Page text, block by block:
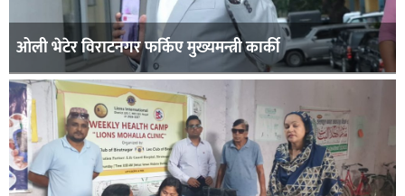
ओली भेटेर विराटनगर फर्किए मुख्यमन्त्री कार्की